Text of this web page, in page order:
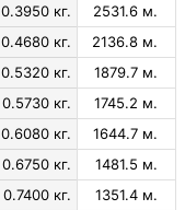
0.3950 кг.
2531.6 м.
0.4680 кг.
2136.8 м.
0.5320 кг.
1879.7 м.
0.5730 кг.
1745.2 м.
0.6080 кг.
1644.7 м.
0.6750 кг.
1481.5 м.
0.7400 кг.
1351.4 м.